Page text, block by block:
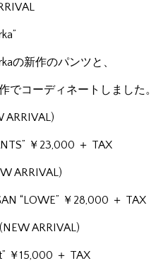
の新作のパンツと、
でコーディネートしました。
ARRIVAL)
￥23,000 ＋ TAX
ARRIVAL)
“LOWE” ￥28,000 ＋ TAX
ARRIVAL)
￥15,000 ＋ TAX